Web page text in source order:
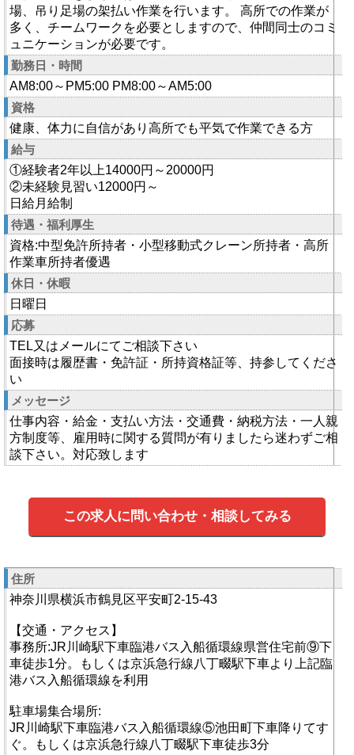
場、吊り足場の架払い作業を行います。 高所での作業が
多く、チームワークを必要としますので、仲間同士のコミ
ュニケーションが必要です。
勤務日・時間
AM8:00～PM5:00 PM8:00～AM5:00
資格
健康、体力に自信があり高所でも平気で作業できる方
給与
①経験者2年以上14000円～20000円
②未経験見習い12000円～
日給月給制
待遇・福利厚生
資格:中型免許所持者・小型移動式クレーン所持者・高所
作業車所持者優遇
休日・休暇
日曜日
応募
TEL又はメールにてご相談下さい
面接時は履歴書・免許証・所持資格証等、持参してくださ
い
メッセージ
仕事内容・給金・支払い方法・交通費・納税方法・一人親
方制度等、雇用時に関する質問が有りましたら迷わずご相
談下さい。対応致します
この求人に問い合わせ・相談してみる
住所
神奈川県横浜市鶴見区平安町2-15-43
【交通・アクセス】
事務所:JR川崎駅下車臨港バス入船循環線県営住宅前⑨下
車徒歩1分。もしくは京浜急行線八丁畷駅下車より上記臨
港バス入船循環線を利用
駐車場集合場所:
JR川崎駅下車臨港バス入船循環線⑤池田町下車降りてす
ぐ。もしくは京浜急行線八丁畷駅下車徒歩3分